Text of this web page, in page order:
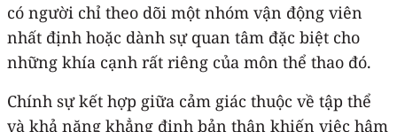
có người chỉ theo dõi một nhóm vận động viên
nhất định hoặc dành sự quan tâm đặc biệt cho
những khía cạnh rất riêng của môn thể thao đó.
Chính sự kết hợp giữa cảm giác thuộc về tập thể
và khả năng khẳng định bản thân khiến việc hâm